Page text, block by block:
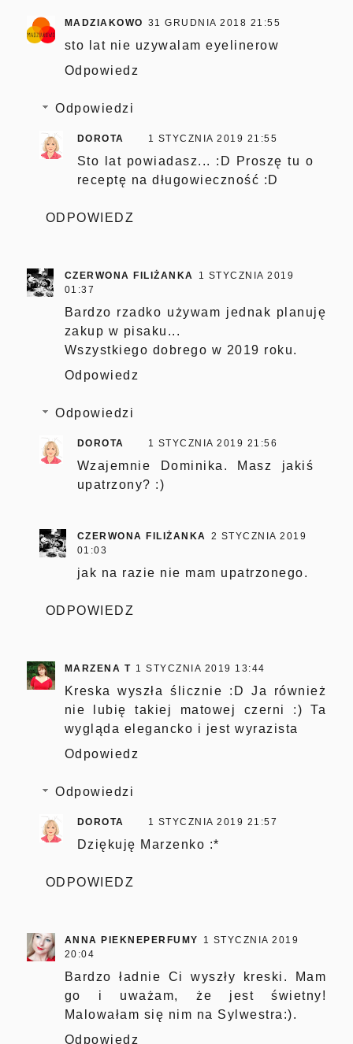
MADZIAKOWO 31 GRUDNIA 2018 21:55
sto lat nie uzywalam eyelinerow
Odpowiedz
Odpowiedzi
DOROTA 1 STYCZNIA 2019 21:55
Sto lat powiadasz... :D Proszę tu o
receptę na długowieczność :D
ODPOWIEDZ
CZERWONA FILIŻANKA
1 STYCZNIA 2019
01:37
Bardzo rzadko używam jednak planuję
zakup w pisaku...
Wszystkiego dobrego w 2019 roku.
Odpowiedz
Odpowiedzi
DOROTA 1 STYCZNIA 2019 21:56
Wzajemnie Dominika. Masz jakiś
upatrzony? :)
CZERWONA FILIŻANKA 2 STYCZNIA 2019
01:03
jak na razie nie mam upatrzonego.
ODPOWIEDZ
MARZENA T 1 STYCZNIA 2019 13:44
Kreska wyszła ślicznie :D Ja również
nie lubię takiej matowej czerni :) Ta
wygląda elegancko i jest wyrazista
Odpowiedz
Odpowiedzi
DOROTA 1 STYCZNIA 2019 21:57
Dziękuję Marzenko :*
ODPOWIEDZ
ANNA PIEKNEPERFUMY
1 STYCZNIA 2019
20:04
Bardzo ładnie Ci wyszły kreski. Mam
go i uważam, że jest świetny!
Malowałam się nim na Sylwestra:).
Odpowiedz